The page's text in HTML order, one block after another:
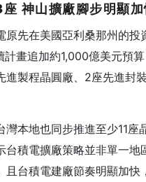
座 神山擴廠腳步明顯加
原先在美國亞利桑那州的投
畫追加約1,000億美元預
進製程晶圓廠、2座先進封
灣本地也同步推進至少11座
台積電擴廠策略並非單一地
且台積電建廠節奏明顯加快